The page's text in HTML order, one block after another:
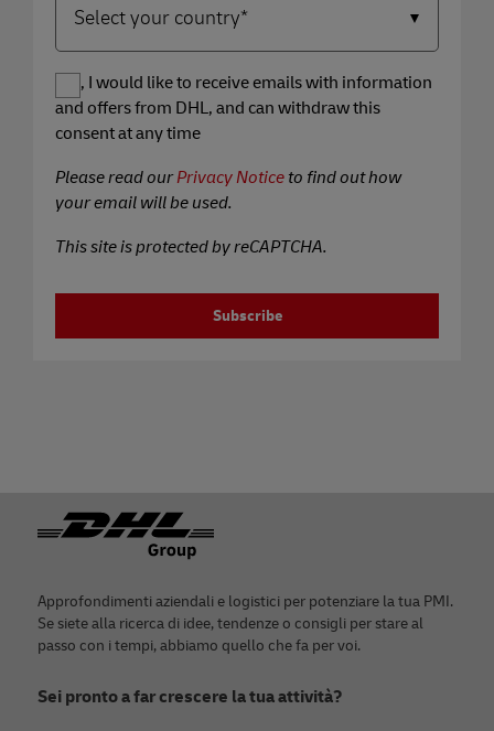
Yes, I would like to receive emails with information
and offers from DHL, and can withdraw this
consent at any time
Please read ourPrivacy Notice to find out how
your email will be used.
This site is protected by reCAPTCHA.
Subscribe
Piè di pagina
Approfondimenti aziendali e logistici per potenziare la tua PMI.
Se siete alla ricerca di idee, tendenze o consigli per stare al
passo con i tempi, abbiamo quello che fa per voi.
Sei pronto a far crescere la tua attività?